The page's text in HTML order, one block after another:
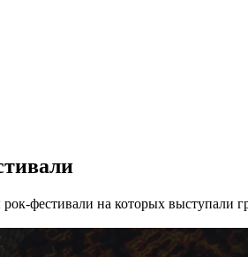
фестивали на которых выступали